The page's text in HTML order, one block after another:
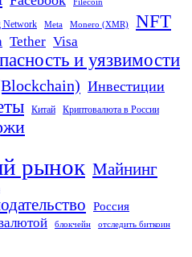
Filecoin
Network Meta Monero (XMR) NFT
Tether Visa
и уязвимости
Инвестиции
Китай Криптовалюта в России
рынок Майнинг
Россия
блокчейн отследить биткоин